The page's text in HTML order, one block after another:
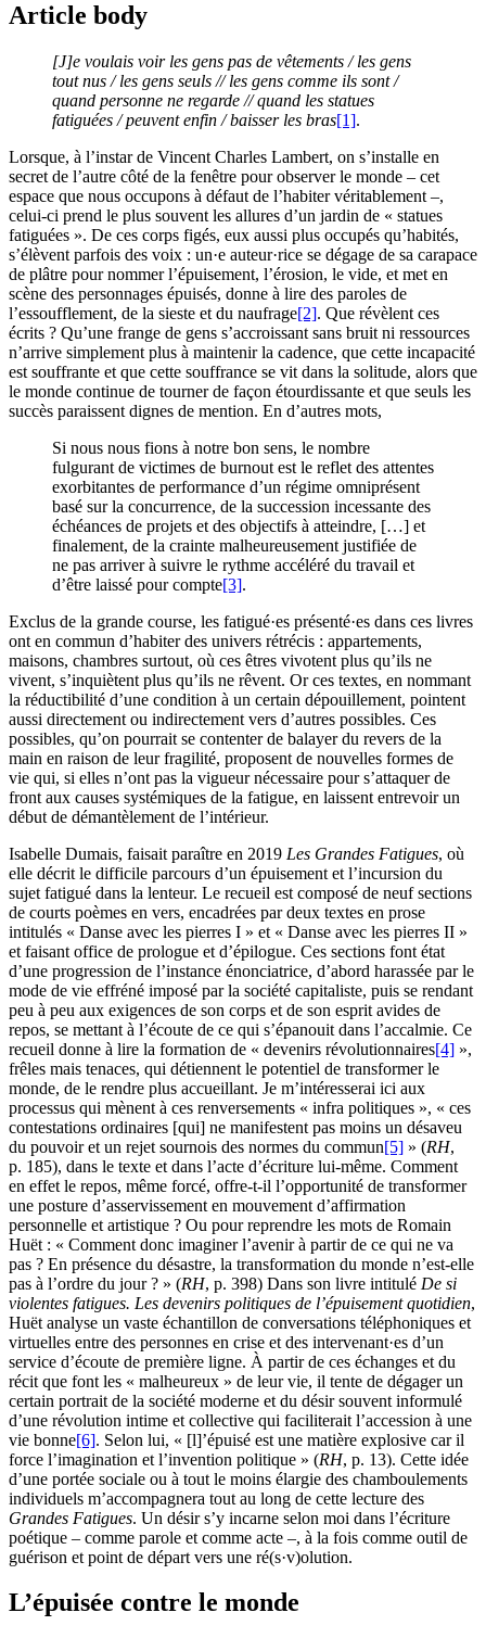
Article body
[J]e voulais voir les gens pas de vêtements / les gens
tout nus / les gens seuls // les gens comme ils sont /
quand personne ne regarde // quand les statues
fatiguées / peuvent enfin / baisser les bras[1].
Lorsque, à l’instar de Vincent Charles Lambert, on s’installe en
secret de l’autre côté de la fenêtre pour observer le monde – cet
espace que nous occupons à défaut de l’habiter véritablement –,
celui-ci prend le plus souvent les allures d’un jardin de « statues
fatiguées ». De ces corps figés, eux aussi plus occupés qu’habités,
s’élèvent parfois des voix : un·e auteur·rice se dégage de sa carapace
de plâtre pour nommer l’épuisement, l’érosion, le vide, et met en
scène des personnages épuisés, donne à lire des paroles de
l’essoufflement, de la sieste et du naufrage[2]. Que révèlent ces
écrits ? Qu’une frange de gens s’accroissant sans bruit ni ressources
n’arrive simplement plus à maintenir la cadence, que cette incapacité
est souffrante et que cette souffrance se vit dans la solitude, alors que
le monde continue de tourner de façon étourdissante et que seuls les
succès paraissent dignes de mention. En d’autres mots,
Si nous nous fions à notre bon sens, le nombre
fulgurant de victimes de burnout est le reflet des attentes
exorbitantes de performance d’un régime omniprésent
basé sur la concurrence, de la succession incessante des
échéances de projets et des objectifs à atteindre, […] et
finalement, de la crainte malheureusement justifiée de
ne pas arriver à suivre le rythme accéléré du travail et
d’être laissé pour compte[3].
Exclus de la grande course, les fatigué·es présenté·es dans ces livres
ont en commun d’habiter des univers rétrécis : appartements,
maisons, chambres surtout, où ces êtres vivotent plus qu’ils ne
vivent, s’inquiètent plus qu’ils ne rêvent. Or ces textes, en nommant
la réductibilité d’une condition à un certain dépouillement, pointent
aussi directement ou indirectement vers d’autres possibles. Ces
possibles, qu’on pourrait se contenter de balayer du revers de la
main en raison de leur fragilité, proposent de nouvelles formes de
vie qui, si elles n’ont pas la vigueur nécessaire pour s’attaquer de
front aux causes systémiques de la fatigue, en laissent entrevoir un
début de démantèlement de l’intérieur.
Isabelle Dumais, faisait paraître en 2019 Les Grandes Fatigues, où
elle décrit le difficile parcours d’un épuisement et l’incursion du
sujet fatigué dans la lenteur. Le recueil est composé de neuf sections
de courts poèmes en vers, encadrées par deux textes en prose
intitulés « Danse avec les pierres I » et « Danse avec les pierres II »
et faisant office de prologue et d’épilogue. Ces sections font état
d’une progression de l’instance énonciatrice, d’abord harassée par le
mode de vie effréné imposé par la société capitaliste, puis se rendant
peu à peu aux exigences de son corps et de son esprit avides de
repos, se mettant à l’écoute de ce qui s’épanouit dans l’accalmie. Ce
recueil donne à lire la formation de « devenirs révolutionnaires[4] »,
frêles mais tenaces, qui détiennent le potentiel de transformer le
monde, de le rendre plus accueillant. Je m’intéresserai ici aux
processus qui mènent à ces renversements « infra politiques », « ces
contestations ordinaires [qui] ne manifestent pas moins un désaveu
du pouvoir et un rejet sournois des normes du commun[5] » (RH,
p. 185), dans le texte et dans l’acte d’écriture lui-même. Comment
en effet le repos, même forcé, offre-t-il l’opportunité de transformer
une posture d’asservissement en mouvement d’affirmation
personnelle et artistique ? Ou pour reprendre les mots de Romain
Huët : « Comment donc imaginer l’avenir à partir de ce qui ne va
pas ? En présence du désastre, la transformation du monde n’est-elle
pas à l’ordre du jour ? » (RH, p. 398) Dans son livre intitulé De si
violentes fatigues. Les devenirs politiques de l’épuisement quotidien,
Huët analyse un vaste échantillon de conversations téléphoniques et
virtuelles entre des personnes en crise et des intervenant·es d’un
service d’écoute de première ligne. À partir de ces échanges et du
récit que font les « malheureux » de leur vie, il tente de dégager un
certain portrait de la société moderne et du désir souvent informulé
d’une révolution intime et collective qui faciliterait l’accession à une
vie bonne[6]. Selon lui, « [l]’épuisé est une matière explosive car il
force l’imagination et l’invention politique » (RH, p. 13). Cette idée
d’une portée sociale ou à tout le moins élargie des chamboulements
individuels m’accompagnera tout au long de cette lecture des
Grandes Fatigues. Un désir s’y incarne selon moi dans l’écriture
poétique – comme parole et comme acte –, à la fois comme outil de
guérison et point de départ vers une ré(s·v)olution.
L’épuisée contre le monde